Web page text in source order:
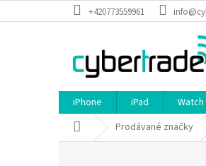
na
+420773559961
iPhone iPad Watch
Domů Prodávané značky